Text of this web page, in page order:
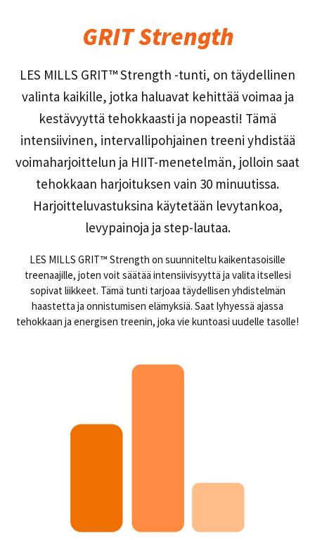
GRIT Strength
LES MILLS GRIT™ Strength -tunti, on täydellinen
valinta kaikille, jotka haluavat kehittää voimaa ja
kestävyyttä tehokkaasti ja nopeasti! Tämä
intensiivinen, intervallipohjainen treeni yhdistää
voimaharjoittelun ja HIIT-menetelmän, jolloin saat
tehokkaan harjoituksen vain 30 minuutissa.
Harjoitteluvastuksina käytetään levytankoa,
levypainoja ja step-lautaa.
LES MILLS GRIT™ Strength on suunniteltu kaikentasoisille
treenaajille, joten voit säätää intensiivisyyttä ja valita itsellesi
sopivat liikkeet. Tämä tunti tarjoaa täydellisen yhdistelmän
haastetta ja onnistumisen elämyksiä. Saat lyhyessä ajassa
tehokkaan ja energisen treenin, joka vie kuntoasi uudelle tasolle!